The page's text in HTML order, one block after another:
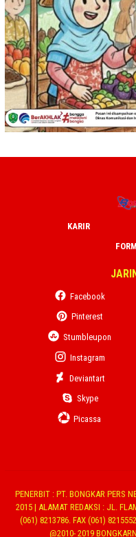
KARIR
Facebook
Pinterest
Stumbleupon
Instagram
Deviantart
Skype
Picassa
PENERBIT : PT. BONGKAR PERS
2015 | ALAMAT REDAKSI : JL.
(061) 8213786. FAX (061)
@2010- 2019